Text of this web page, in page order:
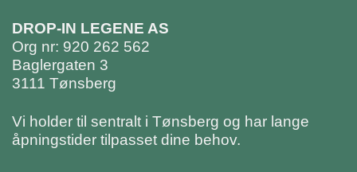
DROP-IN LEGENE AS
Org nr: 920 262 562
Baglergaten 3
3111 Tønsberg
Vi holder til sentralt i Tønsberg og har lange
åpningstider tilpasset dine behov.